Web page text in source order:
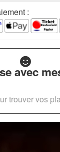
:
avec
trouver vos